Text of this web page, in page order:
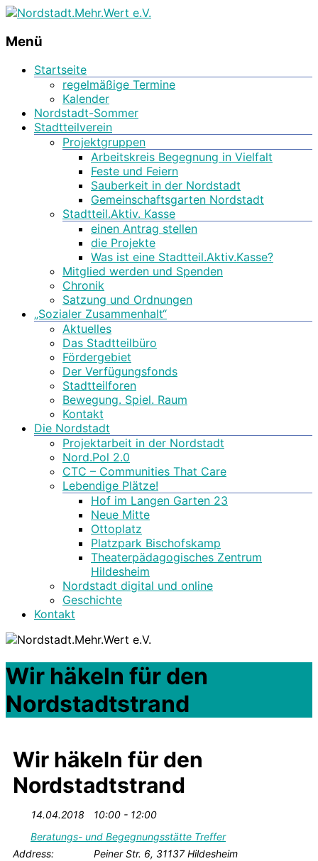
Nordstadt.Mehr.Wert e.V.
Stadtteilseite der Hildesheimer Nordstadt
Menü
Startseite
regelmäßige Termine
Kalender
Nordstadt-Sommer
Stadtteilverein
Projektgruppen
Arbeitskreis Begegnung in Vielfalt
Feste und Feiern
Sauberkeit in der Nordstadt
Gemeinschaftsgarten Nordstadt
Stadtteil.Aktiv. Kasse
einen Antrag stellen
die Projekte
Was ist eine Stadtteil.Aktiv.Kasse?
Mitglied werden und Spenden
Chronik
Satzung und Ordnungen
„Sozialer Zusammenhalt“
Aktuelles
Das Stadtteilbüro
Fördergebiet
Der Verfügungsfonds
Stadtteilforen
Bewegung. Spiel. Raum
Kontakt
Die Nordstadt
Projektarbeit in der Nordstadt
Nord.Pol 2.0
CTC – Communities That Care
Lebendige Plätze!
Hof im Langen Garten 23
Neue Mitte
Ottoplatz
Platzpark Bischofskamp
Theaterpädagogisches Zentrum
Hildesheim
Nordstadt digital und online
Geschichte
Kontakt
Wir häkeln für den
Nordstadtstrand
Wir häkeln für den
Nordstadtstrand
14.04.2018
10:00 - 12:00
Beratungs- und Begegnungsstätte Treffer
Address:
Peiner Str. 6, 31137 Hildesheim